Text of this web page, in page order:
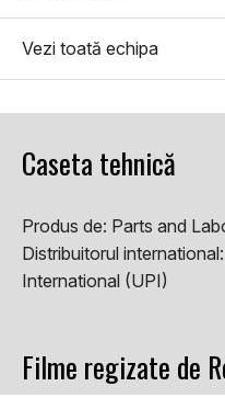
Vezi toată echipa
Caseta tehnică
Produs de: Parts and
Distribuitorul international:
International (UPI)
Filme regizate de